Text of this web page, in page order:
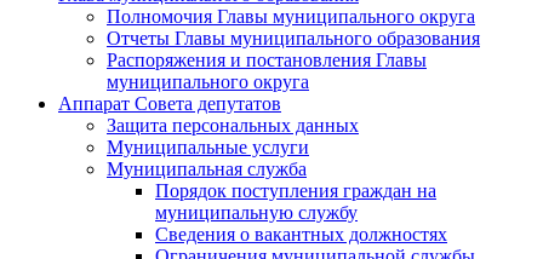
Полномочия Главы муниципального округа
Отчеты Главы муниципального образования
Распоряжения и постановления Главы
муниципального округа
Аппарат Совета депутатов
Защита персональных данных
Муниципальные услуги
Муниципальная служба
Порядок поступления граждан на
муниципальную службу
Сведения о вакантных должностях